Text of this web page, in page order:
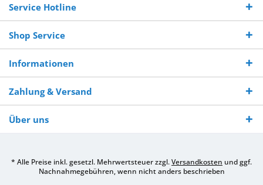
Service Hotline
Shop Service
Informationen
Zahlung & Versand
Über uns
* Alle Preise inkl. gesetzl. Mehrwertsteuer zzgl.Versandkosten und ggf.
Nachnahmegebühren, wenn nicht anders beschrieben